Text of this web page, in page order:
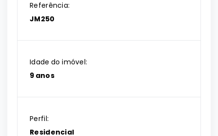
Referência:
JM250
Idade do imóvel:
9 anos
Perfil:
Residencial